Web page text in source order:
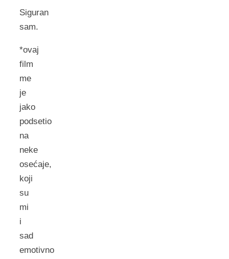
Siguran
sam.
*ovaj
film
me
je
jako
podsetio
na
neke
osećaje,
koji
su
mi
i
sad
emotivno